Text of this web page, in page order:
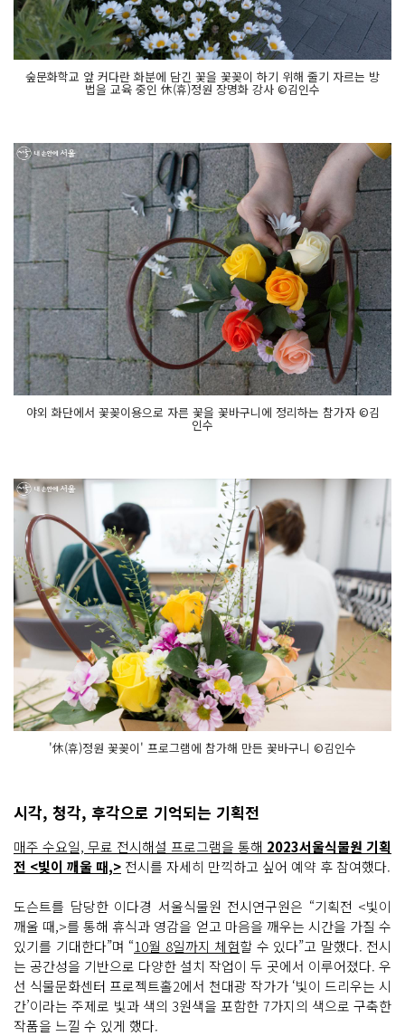
숲문화학교 앞 커다란 화분에 담긴 꽃을 꽃꽂이 하기 위해 줄기 자르는 방
법을 교육 중인 休(휴)정원 장명화 강사 ©김인수
야외 화단에서 꽃꽂이용으로 자른 꽃을 꽃바구니에 정리하는 참가자 ©김
인수
'休(휴)정원 꽃꽂이' 프로그램에 참가해 만든 꽃바구니 ©김인수
시각, 청각, 후각으로 기억되는 기획전
매주 수요일, 무료 전시해설 프로그램을 통해 2023서울식물원 기획
전 <빛이 깨울 때,> 전시를 자세히 만끽하고 싶어 예약 후 참여했다.
도슨트를 담당한 이다경 서울식물원 전시연구원은 “기획전 <빛이
깨울 때,>를 통해 휴식과 영감을 얻고 마음을 깨우는 시간을 가질 수
있기를 기대한다”며 “10월 8일까지 체험할 수 있다”고 말했다. 전시
는 공간성을 기반으로 다양한 설치 작업이 두 곳에서 이루어졌다. 우
선 식물문화센터 프로젝트홀2에서 천대광 작가가 ‘빛이 드리우는 시
간’이라는 주제로 빛과 색의 3원색을 포함한 7가지의 색으로 구축한
작품을 느낄 수 있게 했다.